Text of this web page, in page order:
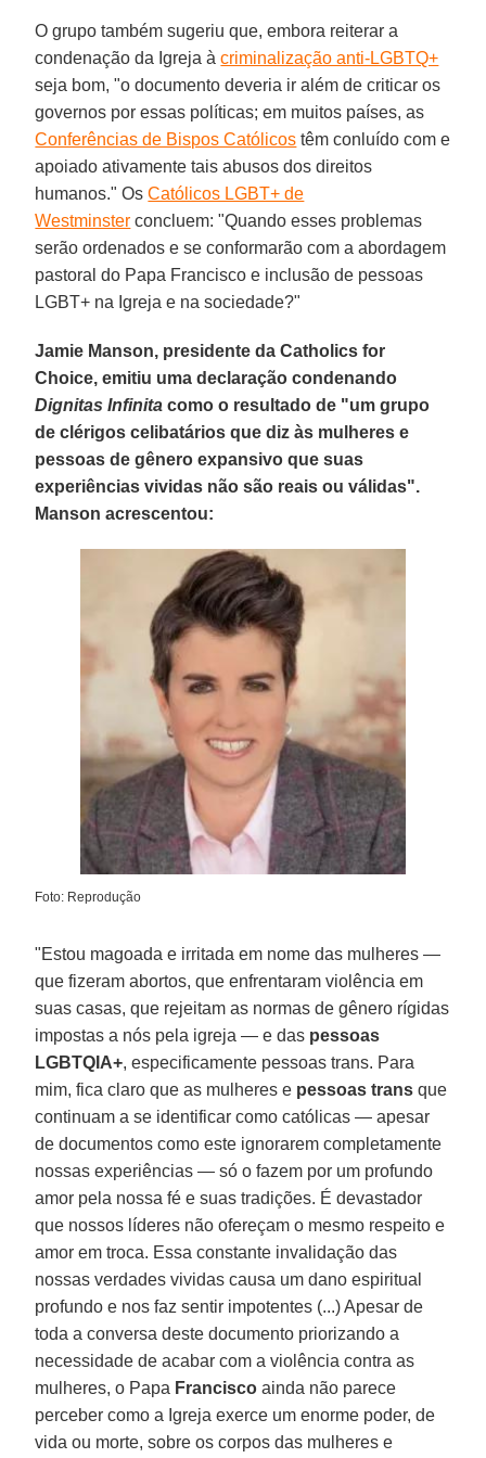
O grupo também sugeriu que, embora reiterar a
condenação da Igreja àcriminalização anti-LGBTQ+
seja bom, "o documento deveria ir além de criticar os
governos por essas políticas; em muitos países, as
Conferências de Bispos Católicos têm conluído com e
apoiado ativamente tais abusos dos direitos
humanos." OsCatólicos LGBT+ de
Westminster concluem: "Quando esses problemas
serão ordenados e se conformarão com a abordagem
pastoral do Papa Francisco e inclusão de pessoas
LGBT+ na Igreja e na sociedade?"
Jamie Manson, presidente da Catholics for
Choice, emitiu uma declaração condenando
Dignitas Infinita como o resultado de "um grupo
de clérigos celibatários que diz às mulheres e
pessoas de gênero expansivo que suas
experiências vividas não são reais ou válidas".
Manson acrescentou:
Foto: Reprodução
"Estou magoada e irritada em nome das mulheres —
que fizeram abortos, que enfrentaram violência em
suas casas, que rejeitam as normas de gênero rígidas
impostas a nós pela igreja — e das pessoas
LGBTQIA+, especificamente pessoas trans. Para
mim, fica claro que as mulheres e pessoas trans que
continuam a se identificar como católicas — apesar
de documentos como este ignorarem completamente
nossas experiências — só o fazem por um profundo
amor pela nossa fé e suas tradições. É devastador
que nossos líderes não ofereçam o mesmo respeito e
amor em troca. Essa constante invalidação das
nossas verdades vividas causa um dano espiritual
profundo e nos faz sentir impotentes (...) Apesar de
toda a conversa deste documento priorizando a
necessidade de acabar com a violência contra as
mulheres, o Papa Francisco ainda não parece
perceber como a Igreja exerce um enorme poder, de
vida ou morte, sobre os corpos das mulheres e